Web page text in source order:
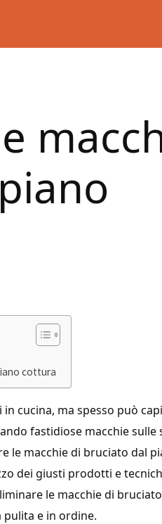
cottura
cucina, ma spesso può
fastidiose macchie sulle
le macchie di bruciato dal
dei giusti prodotti e
le macchie di
e in ordine.